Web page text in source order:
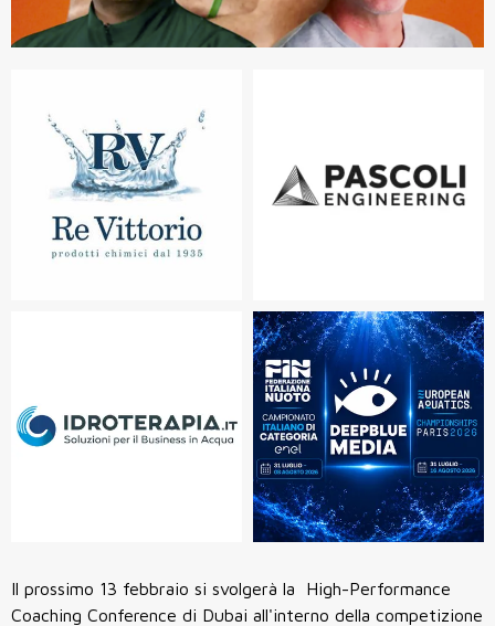
Il prossimo 13 febbraio si svolgerà la High-Performance
Coaching Conference di Dubai all'interno della competizione